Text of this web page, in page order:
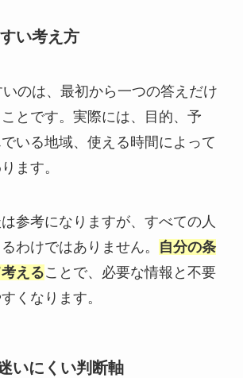
い考え方
のは、最初から一つの答えだけ
とです。実際には、目的、予
いる地域、使える時間によって
ます。
参考になりますが、すべての人
わけではありません。
自分の条
えることで、必要な情報と不要
くなります。
いにくい判断軸